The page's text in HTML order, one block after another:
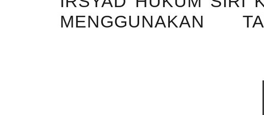
MENGGUNAKAN